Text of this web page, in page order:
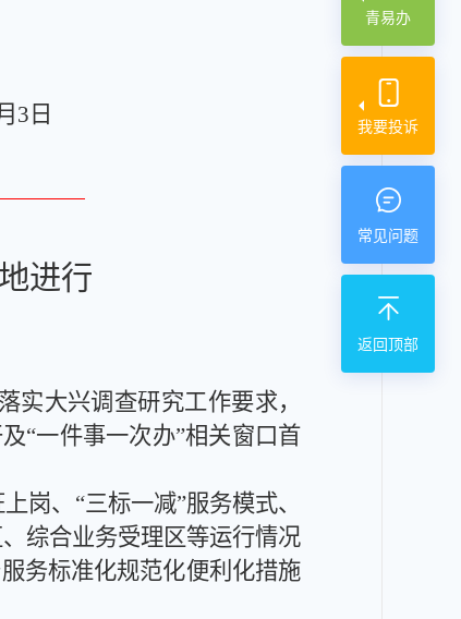
青易办
我要投诉
常见问题
返回顶部
3 日
进行
实大兴调查研究工作要求，
“一件事一次办”相关窗口首
岗、“三标一减”服务模式、
综合业务受理区等运行情况
务标准化规范化便利化措施